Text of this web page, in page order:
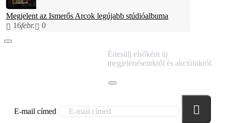
Megjelent az Ismerős Arcok legújabb stúdióalbuma
16febr. 0
Értesülj elsőként új
megjelenéseinkről és akcióinkról.
E-mail címed